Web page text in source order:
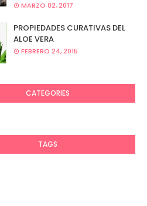
MARZO 02, 2017
PROPIEDADES CURATIVAS DEL
ALOE VERA
FEBRERO 24, 2015
CATEGORIES
TAGS